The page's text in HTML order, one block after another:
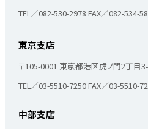
TEL／082-530-2978 FAX／082-534-
東京支店
〒105-0001 東京都港区虎ノ門2丁目
TEL／03-5510-7250FAX／03-5510-
中部支店